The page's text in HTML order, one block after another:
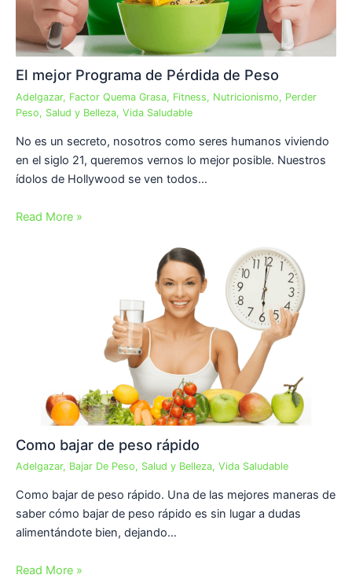
El mejor Programa de Pérdida de Peso
Adelgazar, Factor Quema Grasa, Fitness, Nutricionismo, Perder
Peso, Salud y Belleza, Vida Saludable
No es un secreto, nosotros como seres humanos viviendo
en el siglo 21, queremos vernos lo mejor posible. Nuestros
ídolos de Hollywood se ven todos…
Read More »
Como bajar de peso rápido
Adelgazar, Bajar De Peso, Salud y Belleza, Vida Saludable
Como bajar de peso rápido. Una de las mejores maneras de
saber cómo bajar de peso rápido es sin lugar a dudas
alimentándote bien, dejando…
Read More »